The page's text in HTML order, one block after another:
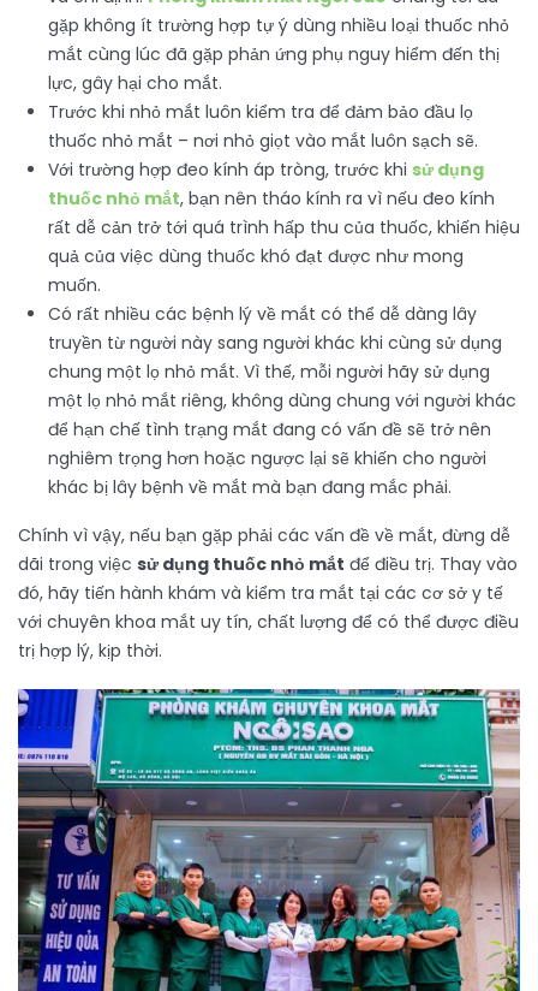
gặp không ít trường hợp tự ý dùng nhiều loại thuốc nhỏ
mắt cùng lúc đã gặp phản ứng phụ nguy hiểm đến thị
lực, gây hại cho mắt.
Trước khi nhỏ mắt luôn kiểm tra để đảm bảo đầu lọ
thuốc nhỏ mắt – nơi nhỏ giọt vào mắt luôn sạch sẽ.
Với trường hợp đeo kính áp tròng, trước khi sử dụng
thuốc nhỏ mắt, bạn nên tháo kính ra vì nếu đeo kính
rất dễ cản trở tới quá trình hấp thu của thuốc, khiến hiệu
quả của việc dùng thuốc khó đạt được như mong
muốn.
Có rất nhiều các bệnh lý về mắt có thể dễ dàng lây
truyền từ người này sang người khác khi cùng sử dụng
chung một lọ nhỏ mắt. Vì thế, mỗi người hãy sử dụng
một lọ nhỏ mắt riêng, không dùng chung với người khác
để hạn chế tình trạng mắt đang có vấn đề sẽ trở nên
nghiêm trọng hơn hoặc ngược lại sẽ khiến cho người
khác bị lây bệnh về mắt mà bạn đang mắc phải.
Chính vì vậy, nếu bạn gặp phải các vấn đề về mắt, đừng dễ
dãi trong việc sử dụng thuốc nhỏ mắt để điều trị. Thay vào
đó, hãy tiến hành khám và kiểm tra mắt tại các cơ sở y tế
với chuyên khoa mắt uy tín, chất lượng để có thể được điều
trị hợp lý, kịp thời.